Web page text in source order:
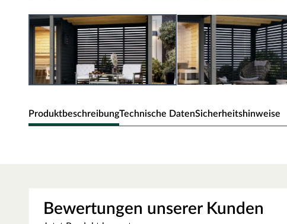
ProduktbeschreibungTechnische DatenSicherheitshinweise
Das Anbaudach schafft zusätzlichen Stauraum für Spiel- und
Witterungseinflüssen. Die stabilen Massivholzpfosten sorgen
Bewertungen unserer Kunden